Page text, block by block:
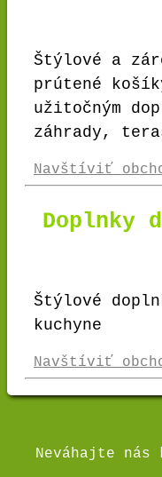
Štýlové a
prútené
užitočným
záhrady,
Navštíviť
Doplnky
Štýlové
kuchyne
Navštíviť
Neváhajte nás